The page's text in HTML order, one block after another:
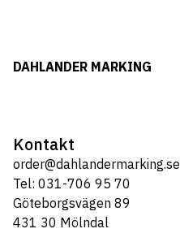
DAHLANDER MARKING
Kontakt
order@dahlandermarking.se
Tel: 031-706 95 70
Göteborgsvägen 89
431 30 Mölndal